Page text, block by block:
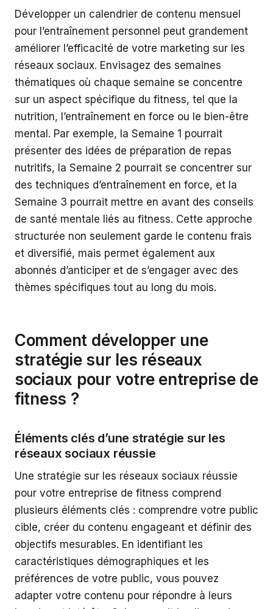
Développer un calendrier de contenu mensuel
pour l’entraînement personnel peut grandement
améliorer l’efficacité de votre marketing sur les
réseaux sociaux. Envisagez des semaines
thématiques où chaque semaine se concentre
sur un aspect spécifique du fitness, tel que la
nutrition, l’entraînement en force ou le bien-être
mental. Par exemple, la Semaine 1 pourrait
présenter des idées de préparation de repas
nutritifs, la Semaine 2 pourrait se concentrer sur
des techniques d’entraînement en force, et la
Semaine 3 pourrait mettre en avant des conseils
de santé mentale liés au fitness. Cette approche
structurée non seulement garde le contenu frais
et diversifié, mais permet également aux
abonnés d’anticiper et de s’engager avec des
thèmes spécifiques tout au long du mois.
Comment développer une
stratégie sur les réseaux
sociaux pour votre entreprise de
fitness ?
Éléments clés d’une stratégie sur les
réseaux sociaux réussie
Une stratégie sur les réseaux sociaux réussie
pour votre entreprise de fitness comprend
plusieurs éléments clés : comprendre votre public
cible, créer du contenu engageant et définir des
objectifs mesurables. En identifiant les
caractéristiques démographiques et les
préférences de votre public, vous pouvez
adapter votre contenu pour répondre à leurs